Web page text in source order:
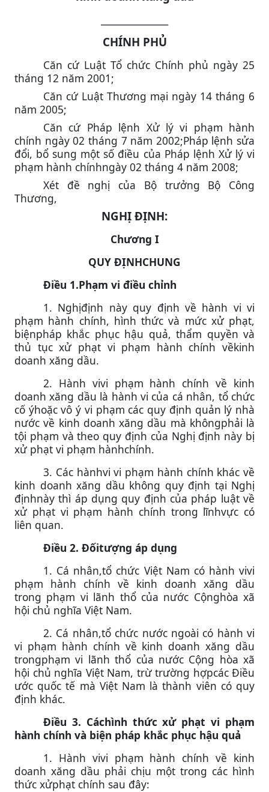
CHÍNH PHỦ
Căn cứ Luật Tổ chức Chính phủ ngày 25
tháng 12 năm 2001;
Căn cứ Luật Thương mại ngày 14 tháng 6
năm 2005;
Căn cứ Pháp lệnh Xử lý vi phạm hành
chính ngày 02 tháng 7 năm 2002;Pháp lệnh sửa
đổi, bổ sung một số điều của Pháp lệnh Xử lý vi
phạm hành chínhngày 02 tháng 4 năm 2008;
Xét đề nghị của Bộ trưởng Bộ Công
Thương,
NGHỊ ĐỊNH:
Chương I
QUY ĐỊNHCHUNG
Điều 1.Phạm vi điều chỉnh
1. Nghịđịnh này quy định về hành vi vi
phạm hành chính, hình thức và mức xử phạt,
biệnpháp khắc phục hậu quả, thẩm quyền và
thủ tục xử phạt vi phạm hành chính vềkinh
doanh xăng dầu.
2. Hành vivi phạm hành chính về kinh
doanh xăng dầu là hành vi của cá nhân, tổ chức
cố ýhoặc vô ý vi phạm các quy định quản lý nhà
nước về kinh doanh xăng dầu mà khôngphải là
tội phạm và theo quy định của Nghị định này bị
xử phạt vi phạm hànhchính.
3. Các hànhvi vi phạm hành chính khác về
kinh doanh xăng dầu không quy định tại Nghị
địnhnày thì áp dụng quy định của pháp luật về
xử phạt vi phạm hành chính trong lĩnhvực có
liên quan.
Điều 2. Đốitượng áp dụng
1. Cá nhân,tổ chức Việt Nam có hành vivi
phạm hành chính về kinh doanh xăng dầu
trong phạm vi lãnh thổ của nước Cộnghòa xã
hội chủ nghĩa Việt Nam.
2. Cá nhân,tổ chức nước ngoài có hành vi
vi phạm hành chính về kinh doanh xăng dầu
trongphạm vi lãnh thổ của nước Cộng hòa xã
hội chủ nghĩa Việt Nam, trừ trường hợpcác Điều
ước quốc tế mà Việt Nam là thành viên có quy
định khác.
Điều 3. Cáchình thức xử phạt vi phạm
hành chính và biện pháp khắc phục hậu quả
1. Hành vivi phạm hành chính về kinh
doanh xăng dầu phải chịu một trong các hình
thức xửphạt chính sau đây: